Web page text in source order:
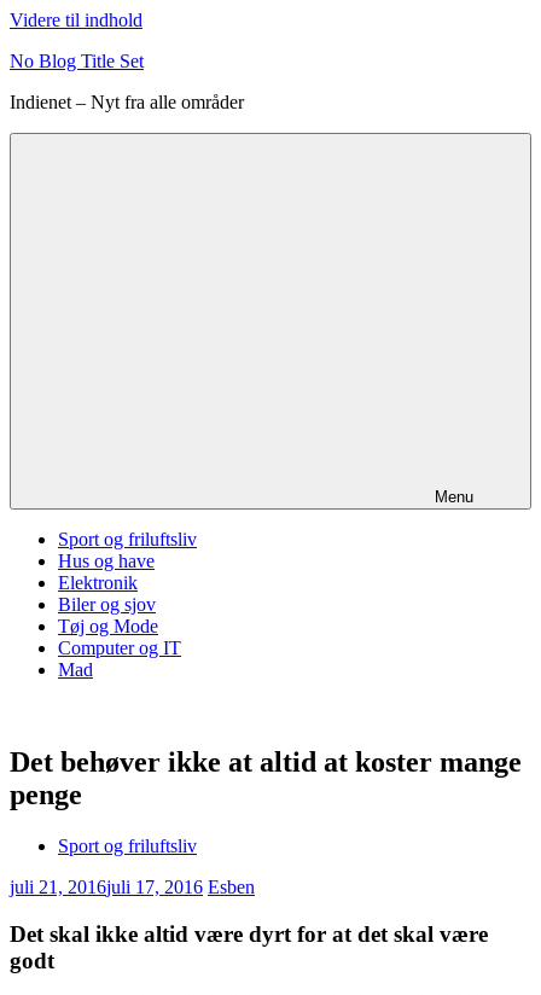
Videre til indhold
No Blog Title Set
Indienet – Nyt fra alle områder
Menu
Sport og friluftsliv
Hus og have
Elektronik
Biler og sjov
Tøj og Mode
Computer og IT
Mad
Det behøver ikke at altid at koster mange
penge
Sport og friluftsliv
juli 21, 2016juli 17, 2016 Esben
Det skal ikke altid være dyrt for at det skal være
godt